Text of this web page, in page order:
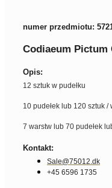
numer przedmiotu:
Codiaeum Pictum
Opis:
12 sztuk w pudełku
10 pudełek lub 120 sztuk /
7 warstw lub 70 pudełek
Kontakt:
Sale@75012.dk
+45 6596 1735